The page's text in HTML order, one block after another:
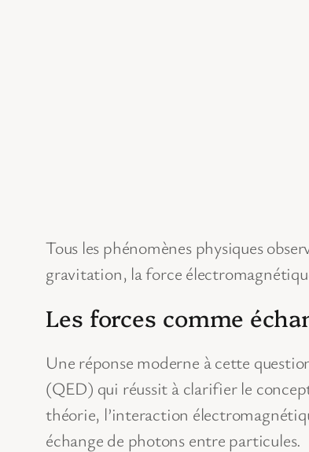
Tous les phénomènes physiques
gravitation, la force
Les forces comme
Une réponse moderne à cette
(QED) qui réussit à clarifier le
théorie, l’interaction
échange de photons entre particules.